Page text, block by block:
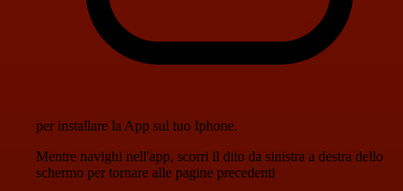
per installare la App sul tuo Iphone.
Mentre navighi nell'app, scorri il dito da sinistra a destra dello
schermo per tornare alle pagine precedenti